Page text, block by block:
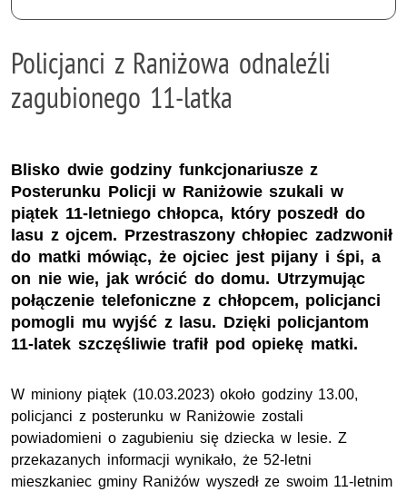
Policjanci z Raniżowa odnaleźli
zagubionego 11-latka
Blisko dwie godziny funkcjonariusze z
Posterunku Policji w Raniżowie szukali w
piątek 11-letniego chłopca, który poszedł do
lasu z ojcem. Przestraszony chłopiec zadzwonił
do matki mówiąc, że ojciec jest pijany i śpi, a
on nie wie, jak wrócić do domu. Utrzymując
połączenie telefoniczne z chłopcem, policjanci
pomogli mu wyjść z lasu. Dzięki policjantom
11-latek szczęśliwie trafił pod opiekę matki.
W miniony piątek (10.03.2023) około godziny 13.00,
policjanci z posterunku w Raniżowie zostali
powiadomieni o zagubieniu się dziecka w lesie. Z
przekazanych informacji wynikało, że 52-letni
mieszkaniec gminy Raniżów wyszedł ze swoim 11-letnim